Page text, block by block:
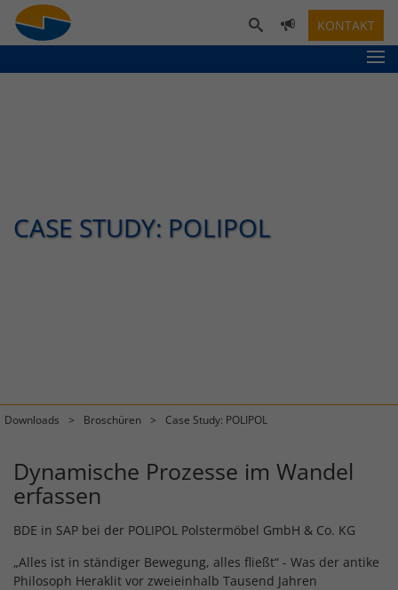
KONTAKT
CASE STUDY: POLIPOL
Downloads Broschüren Case Study: POLIPOL
Dynamische Prozesse im Wandel
erfassen
BDE in SAP bei der POLIPOL Polstermöbel GmbH & Co. KG
„Alles ist in ständiger Bewegung, alles fließt“ - Was der antike
Philosoph Heraklit vor zweieinhalb Tausend Jahren